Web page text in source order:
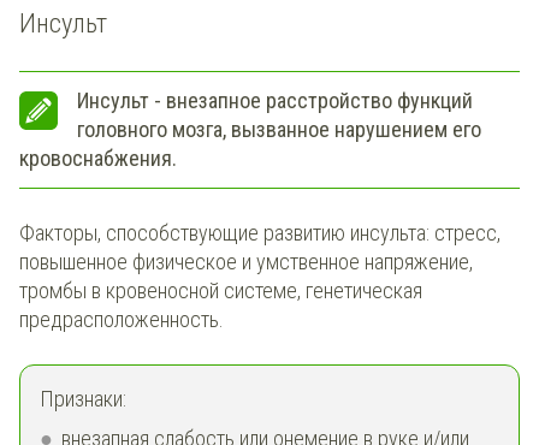
Инсульт
Инсульт - внезапное расстройство функций
головного мозга, вызванное нарушением его
кровоснабжения.
Факторы, способствующие развитию инсульта: стресс,
повышенное физическое и умственное напряжение,
тромбы в кровеносной системе, генетическая
предрасположенность.
Признаки:
внезапная слабость или онемение в руке и/или